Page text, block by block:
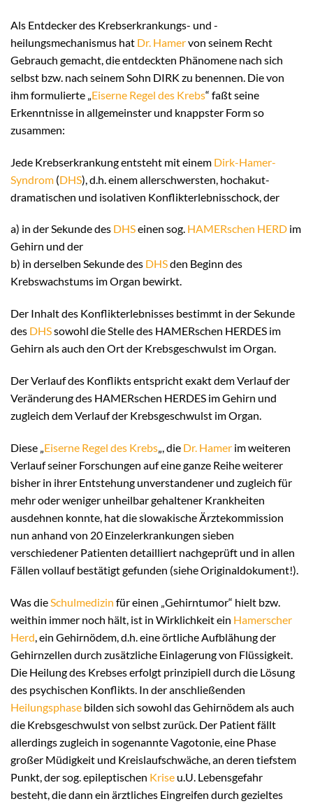
Als Entdecker des Krebserkrankungs- und -
heilungsmechanismus hat Dr. Hamervon seinem Recht
Gebrauch gemacht, die entdeckten Phänomene nach sich
selbst bzw. nach seinem Sohn DIRK zu benennen. Die von
ihm formulierte „ Eiserne Regel des Krebs“ faßt seine
Erkenntnisse in allgemeinster und knappster Form so
zusammen:
Jede Krebserkrankung entsteht mit einem Dirk-Hamer-
Syndrom (DHS), d.h. einem allerschwersten, hochakut-
dramatischen und isolativen Konflikterlebnisschock, der
a) in der Sekunde des DHSeinen sog. HAMERschen HERD im
Gehirn und der
b) in derselben Sekunde des DHSden Beginn des
Krebswachstums im Organ bewirkt.
Der Inhalt des Konflikterlebnisses bestimmt in der Sekunde
des DHSsowohl die Stelle des HAMERschen HERDES im
Gehirn als auch den Ort der Krebsgeschwulst im Organ.
Der Verlauf des Konflikts entspricht exakt dem Verlauf der
Veränderung des HAMERschen HERDES im Gehirn und
zugleich dem Verlauf der Krebsgeschwulst im Organ.
Diese „ Eiserne Regel des Krebs „, die Dr. Hamer im weiteren
Verlauf seiner Forschungen auf eine ganze Reihe weiterer
bisher in ihrer Entstehung unverstandener und zugleich für
mehr oder weniger unheilbar gehaltener Krankheiten
ausdehnen konnte, hat die slowakische Ärztekommission
nun anhand von 20 Einzelerkrankungen sieben
verschiedener Patienten detailliert nachgeprüft und in allen
Fällen vollauf bestätigt gefunden (siehe Originaldokument!).
Was die Schulmedizin für einen „Gehirntumor“ hielt bzw.
weithin immer noch hält, ist in Wirklichkeit ein Hamerscher
Herd , ein Gehirnödem, d.h. eine örtliche Aufblähung der
Gehirnzellen durch zusätzliche Einlagerung von Flüssigkeit.
Die Heilung des Krebses erfolgt prinzipiell durch die Lösung
des psychischen Konflikts. In der anschließenden
Heilungsphase bilden sich sowohl das Gehirnödem als auch
die Krebsgeschwulst von selbst zurück. Der Patient fällt
allerdings zugleich in sogenannte Vagotonie, eine Phase
großer Müdigkeit und Kreislaufschwäche, an deren tiefstem
Punkt, der sog. epileptischen Krise u.U. Lebensgefahr
besteht, die dann ein ärztliches Eingreifen durch gezieltes